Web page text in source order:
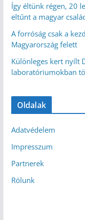
Így éltünk régen, 20
eltűnt a magyar
A forróság csak a
Magyarország felett
Különleges kert nyílt
laboratóriumokban
Oldalak
Adatvédelem
Impresszum
Partnerek
Rólunk